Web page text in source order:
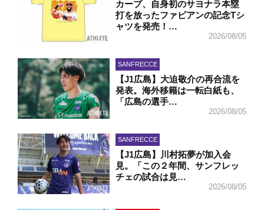
カープ、自身初のサヨナラ本塁
打を放ったファビアンの記念Tシ
ャツを発売！…
2026/08/05
SANFRECCE
【J1広島】大迫敬介の再合流を
発表。海外移籍は一転白紙も、
「広島の選手…
2026/08/05
SANFRECCE
【J1広島】川村拓夢が加入会
見。「この２年間、サンフレッ
チェの試合は見…
2026/08/05